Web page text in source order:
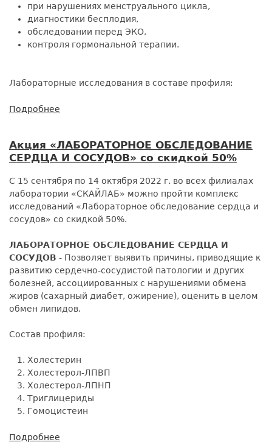
при нарушениях менструального цикла,
диагностики бесплодия,
обследовании перед ЭКО,
контроля гормональной терапии.
Лабораторные исследования в составе профиля:
Подробнее
ПРОФИЛЬ
ЖЕНЩИНЫ
со
скидкой
50%.
Акция «ЛАБОРАТОРНОЕ ОБСЛЕДОВАНИЕ
СЕРДЦА И СОСУДОВ» со скидкой 50%
С 15 сентября по 14 октября 2022 г. во всех филиалах
лаборатории «СКАЙЛАБ» можно пройти комплекс
исследований «Лабораторное обследование сердца и
сосудов» со скидкой 50%.
ЛАБОРАТОРНОЕ ОБСЛЕДОВАНИЕ СЕРДЦА И
СОСУДОВ - Позволяет выявить причины, приводящие к
развитию сердечно-сосудистой патологии и других
болезней, ассоциированных с нарушениями обмена
жиров (сахарный диабет, ожирение), оценить в целом
обмен липидов.
Состав профиля:
Холестерин
Холестерол-ЛПВП
Холестерол-ЛПНП
Триглицериды
Гомоцистеин
Подробнее